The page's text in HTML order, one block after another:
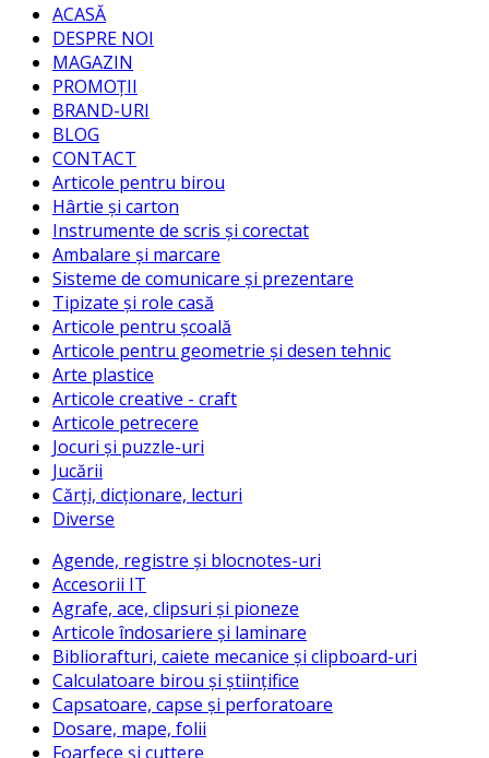
ACASĂ
DESPRE NOI
MAGAZIN
PROMOȚII
BRAND-URI
BLOG
CONTACT
Articole pentru birou
Hârtie și carton
Instrumente de scris și corectat
Ambalare și marcare
Sisteme de comunicare și prezentare
Tipizate și role casă
Articole pentru școală
Articole pentru geometrie și desen tehnic
Arte plastice
Articole creative - craft
Articole petrecere
Jocuri și puzzle-uri
Jucării
Cărți, dicționare, lecturi
Diverse
Agende, registre și blocnotes-uri
Accesorii IT
Agrafe, ace, clipsuri și pioneze
Articole îndosariere și laminare
Bibliorafturi, caiete mecanice și clipboard-uri
Calculatoare birou și științifice
Capsatoare, capse și perforatoare
Dosare, mape, folii
Foarfece și cuttere